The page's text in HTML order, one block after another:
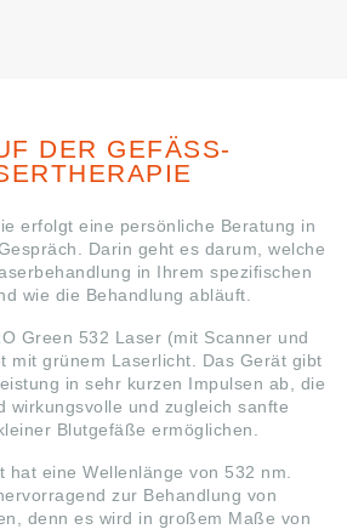
DER GEFÄSS-L
erfolgt eine persönliche Beratung in
Darin geht es darum, welche
in Ihrem spezifischen
wie die Behandlung abläuft.
Green 532 Laser (mit Scanner und
mit grünem Laserlicht. Das Gerät gibt
in sehr kurzen Impulsen ab, die
wirkungsvolle und zugleich sanfte
Blutgefäße ermöglichen.
hat eine Wellenlänge von 532 nm.
zur Behandlung von
denn es wird in großem Maße von